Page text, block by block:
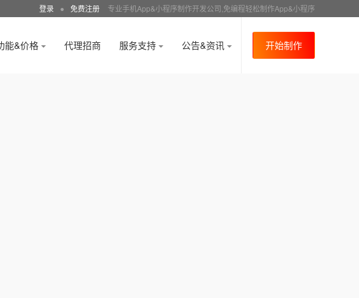
登录 ● 免费注册 专业手机App&小程序制作开发公司,免编程轻松制作App&小程序
能&价格 代理招商 服务支持 公告&资讯 开始制作